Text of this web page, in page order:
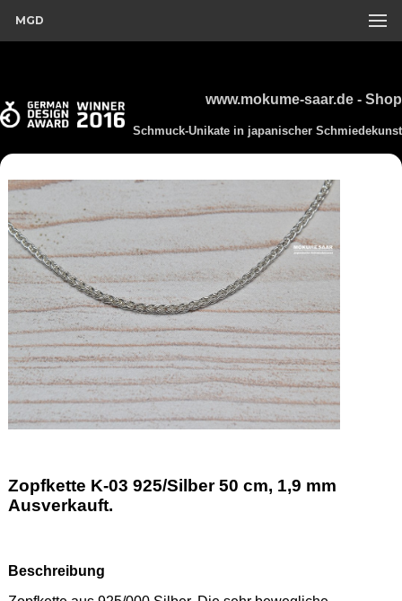
MGD
www.mokume-saar.de - Shop
Schmuck-Unikate in japanischer Schmiedekunst
Zopfkette K-03 925/Silber 50 cm, 1,9 mm
Ausverkauft.
Beschreibung